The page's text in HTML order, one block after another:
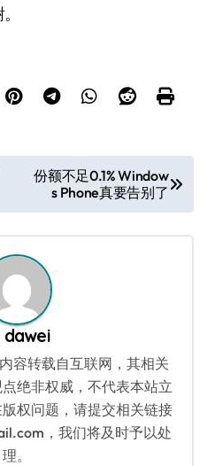
份额不足0.1% Window
s Phone真要告别了
dawei
容转载自互联网，其相关
绝非权威，不代表本站立
权问题，请提交相关链接
，我们将及时予以处
理。